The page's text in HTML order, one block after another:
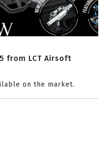
from LCT Airsoft
on the market.